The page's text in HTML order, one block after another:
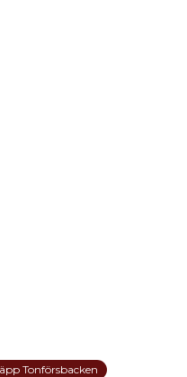
Tonförsbacken